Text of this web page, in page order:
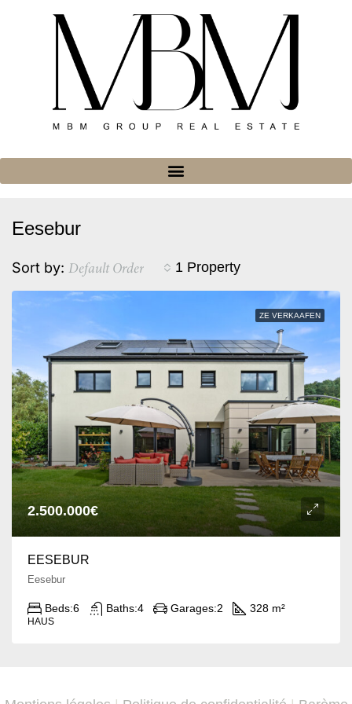
Eesebur
1 Property
Sort by: Default Order
ZE VERKAAFEN
2.500.000€
EESEBUR
Eesebur
Beds:6 Baths:4 Garages:2 328 m²
HAUS